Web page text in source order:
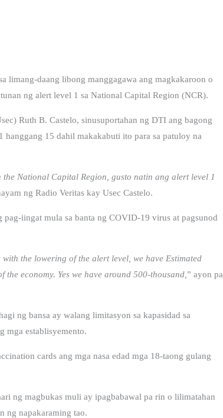
limang-daang libong manggagawa ang magkakaroon o
ng alert level 1 sa National Capital Region (NCR).
Ruth B. Castelo, sinusuportahan ng DTI ang bagong
15 dahil makakabuti ito para sa patuloy na
National Capital Region, gusto natin ang alert level 1
ng Radio Veritas kay Usec Castelo.
pag-iingat mula sa banta ng COVID-19 virus at pagsunod
the lowering of the alert level, we have Estimated
economy. Yes we have around 500-thousand, ” ayon pa
ng bansa ay walang limitasyon sa kapasidad sa
mga establisyemento.
cards ang mga nasa edad mga 18-taong gulang
ng magbukas muli ay ipagbabawal pa rin o lilimatahan
ng napakaraming tao.